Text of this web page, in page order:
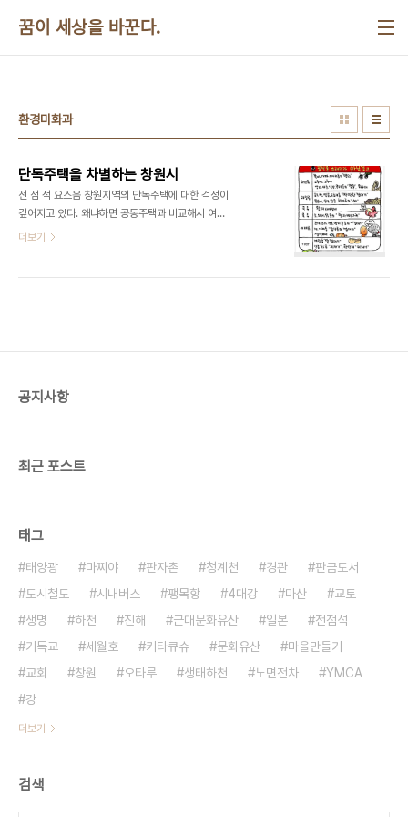
꿈이 세상을 바꾼다.
환경미화과
단독주택을 차별하는 창원시
전 점 석 요즈음 창원지역의 단독주택에 대한 걱정이
깊어지고 있다. 왜냐하면 공동주택과 비교해서 여러
가지 측면에서 열악하기 때문이다. 그 가운데서 가장
주택보다 단독주택에 거주하고 있는 분들에게 더 부
더보기
공지사항
최근 포스트
태그
태양광 마찌야 판자촌 청계천 경관
판금도서
도시철도
시내버스 팽목항 4대강 마산
교토
생명
하천 진해 근대문화유산 일본
전점석
기독교
세월호 키타큐슈 문화유산
마을만들기
교회
창원 오타루 생태하천 노면전차
YMCA
강
더보기
검색